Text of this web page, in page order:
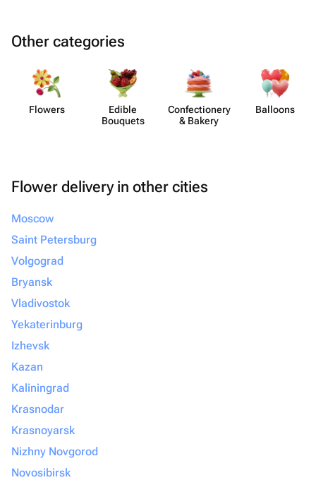
Other categories
Flowers
Edible
Bouquets
Confect​ionery
& Bakery
Balloons
Flower delivery in other cities
Moscow
Saint Petersburg
Volgograd
Bryansk
Vladivostok
Yekaterinburg
Izhevsk
Kazan
Kaliningrad
Krasnodar
Krasnoyarsk
Nizhny Novgorod
Novosibirsk